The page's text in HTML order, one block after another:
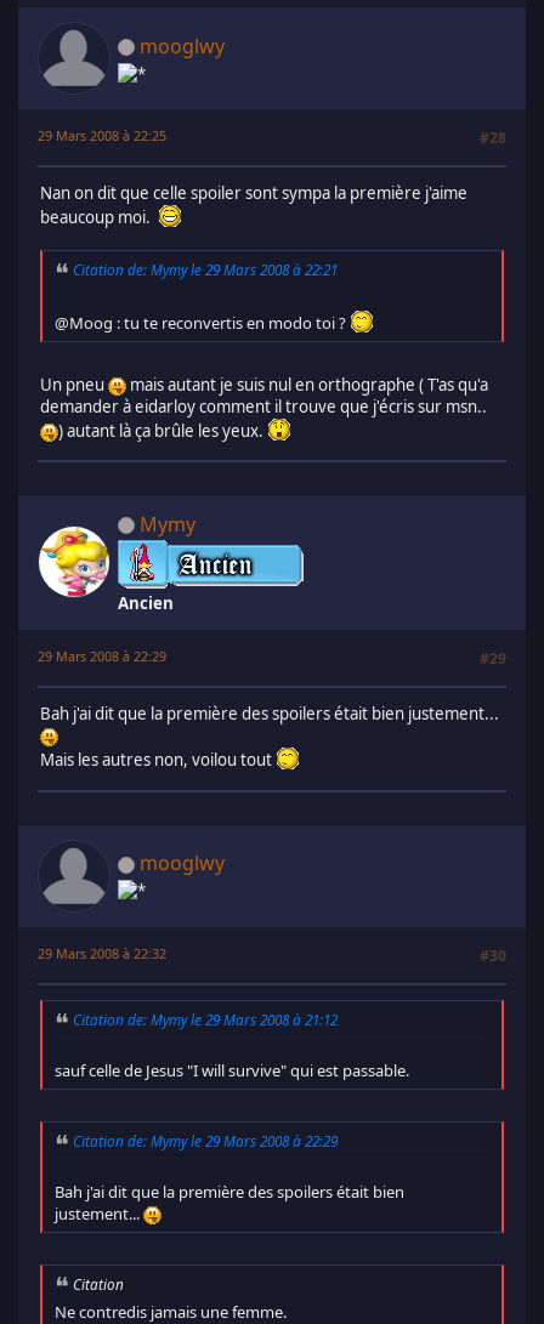
mooglwy
29 Mars 2008 à 22:25 #28
Nan on dit que celle spoiler sont sympa la première j'aime
beaucoup moi.
Citation de: Mymy le 29 Mars 2008 à 22:21
@Moog : tu te reconvertis en modo toi ?
Un pneu
mais autant je suis nul en orthographe ( T'as qu'a
demander à eidarloy comment il trouve que j'écris sur msn..
) autant là ça brûle les yeux.
Mymy
Ancien
29 Mars 2008 à 22:29 #29
Bah j'ai dit que la première des spoilers était bien justement...
Mais les autres non, voilou tout
mooglwy
29 Mars 2008 à 22:32 #30
Citation de: Mymy le 29 Mars 2008 à 21:12
sauf celle de Jesus "I will survive" qui est passable.
Citation de: Mymy le 29 Mars 2008 à 22:29
Bah j'ai dit que la première des spoilers était bien
justement...
Citation
Ne contredis jamais une femme.